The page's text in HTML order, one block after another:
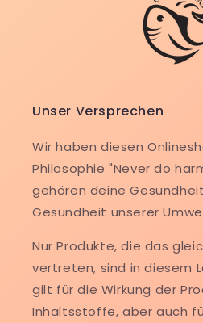
Unser Versprechen
Wir haben diesen
Philosophie "Never do
gehören deine
Gesundheit unserer
Nur Produkte, die das
vertreten, sind in diesem
gilt für die Wirkung der
Inhaltsstoffe, aber auch